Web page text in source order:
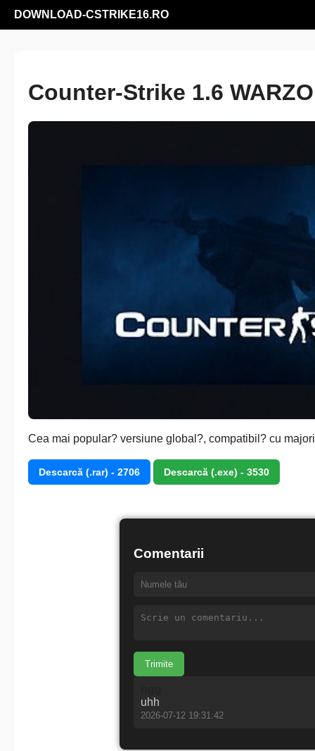
DOWNLOAD-CSTRIKE16.RO
Counter-Strike 1.6
Cea mai popular? versiune global?, compatibil? cu
Descarcă (.rar) - 2706 Descarcă (.exe) - 3530
Comentarii
Trimite
uhh
2026-07-12 19:31:42